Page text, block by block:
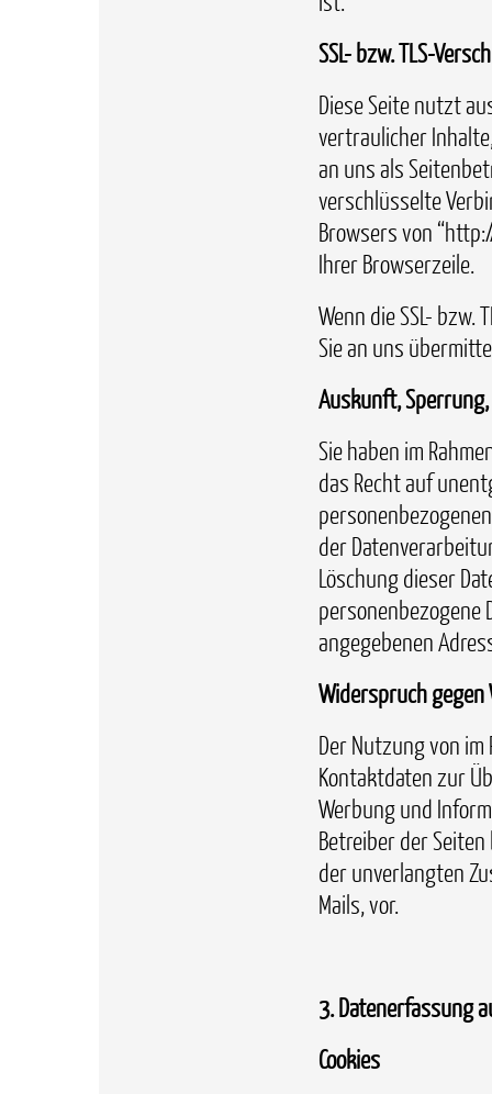
SSL- bzw. TLS-
Diese Seite nutzt
vertraulicher
an uns als
verschlüsselte
Browsers von
Ihrer Browserzeile.
Wenn die SSL-
Sie an uns
Auskunft,
Sie haben im
das Recht auf
der
Löschung dieser
personenbezogene
angegebenen
Widerspruch gegen
Der Nutzung von
Kontaktdaten zur
Werbung und
Betreiber der
der unverlangten
Mails, vor.
3. Datenerfassung
Cookies